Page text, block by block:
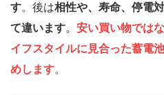
す。後は相性や、寿命、停電
て違います。 安い買い物では
イフスタイルに見合った蓄電
めします。